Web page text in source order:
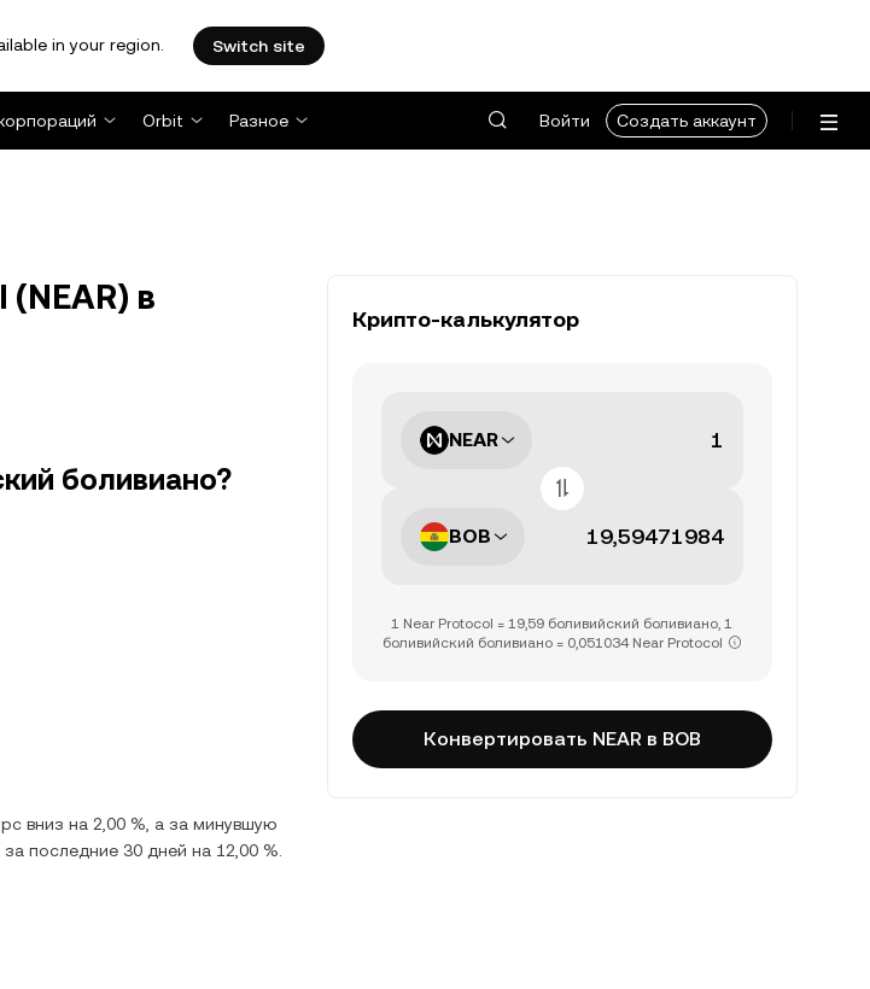
in your region. Switch site
Orbit Разное Войти Создать аккаунт
в
боливиано?
вниз на 2,00 %, а за минувшую
последние 30 дней на 12,00 %.
Крипто-калькулятор
NEAR
BOB
1 Near Protocol = 19,59 боливийский боливиано, 1
боливийский боливиано = 0,051034 Near Protocol
Конвертировать NEAR в BOB